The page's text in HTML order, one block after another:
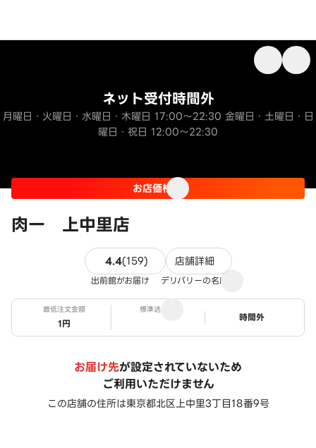
肉一 上中里店
ネット受付時間外
月曜日・火曜日・水曜日・木曜日 17:00～22:30 金曜日・土曜日・日
曜日・祝日 12:00～22:30
お店価格
4.4(159)159件のレビュー
店舗詳細
出前館がお届け デリバリーの名店
最低注文金額
1円
標準送料
ステータス
時間外
お届け先が設定されていないため
ご利用いただけません
この店舗の住所は東京都北区上中里3丁目18番9号